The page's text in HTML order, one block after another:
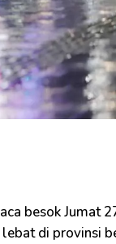
besok Jumat
di provinsi